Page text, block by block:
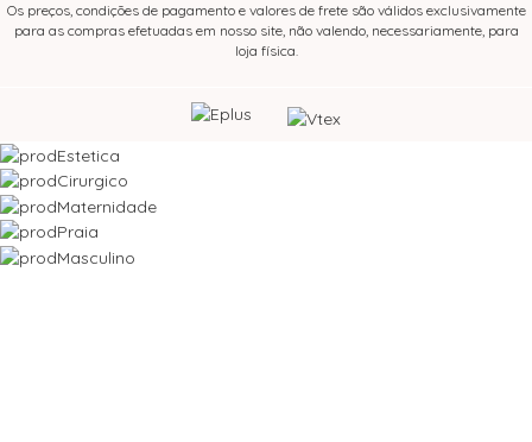
Os preços, condições de pagamento e valores de frete são válidos exclusivamente
para as compras efetuadas em nosso site, não valendo, necessariamente, para
loja física.